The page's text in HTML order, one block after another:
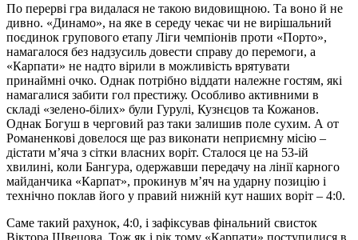
По перерві гра видалася не такою видовищною. Та воно й не
дивно. «Динамо», на яке в середу чекає чи не вирішальний
поєдинок групового етапу Ліги чемпіонів проти «Порто»,
намагалося без надзусиль довести справу до перемоги, а
«Карпати» не надто вірили в можливість врятувати
принаймні очко. Однак потрібно віддати належне гостям, які
намагалися забити гол престижу. Особливо активними в
складі «зелено-білих» були Гурулі, Кузнєцов та Кожанов.
Однак Богуш в черговий раз таки залишив поле сухим. А от
Романенкові довелося ще раз виконати неприємну місію –
дістати м’яча з сітки власних воріт. Сталося це на 53-ій
хвилині, коли Бангура, одержавши передачу на лінії карного
майданчика «Карпат», прокинув м’яч на ударну позицію і
технічно поклав його у правий нижній кут наших воріт – 4:0.
Саме такий рахунок, 4:0, і зафіксував фінальний свисток
Віктора Швецова. Тож як і рік тому «Карпати» поступилися в